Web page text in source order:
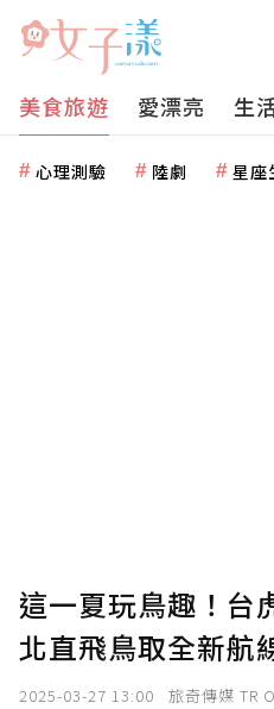
美食旅遊 愛漂亮 生
心理測驗 陸劇 星座
這一夏玩鳥趣！台
北直飛鳥取全新航
2025-03-27 13:00 旅奇傳媒 TR